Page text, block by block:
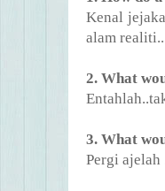
Kenal
alam
2. What
3. What
Pergi ajelah